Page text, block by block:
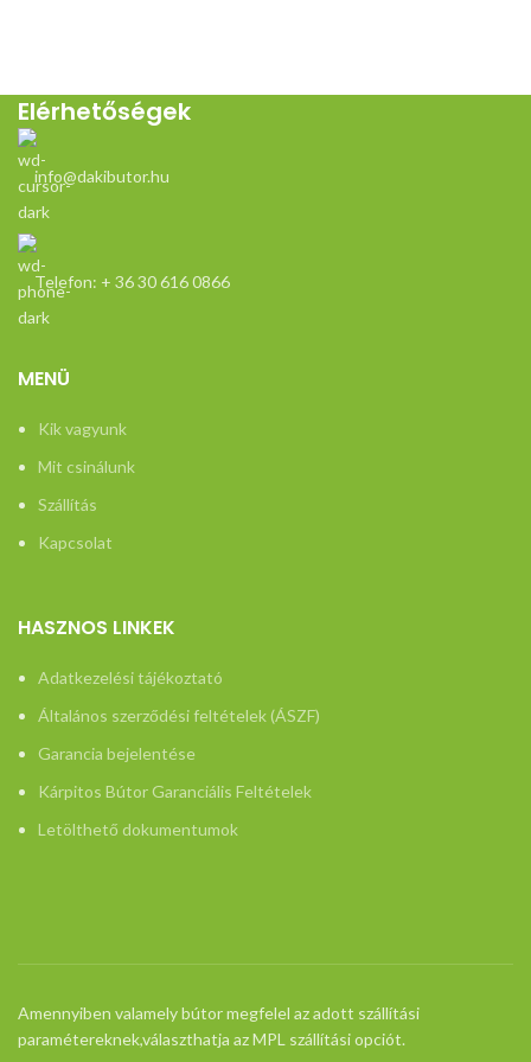
Elérhetőségek
info@dakibutor.hu
Telefon: + 36 30 616 0866
MENÜ
Kik vagyunk
Mit csinálunk
Szállítás
Kapcsolat
HASZNOS LINKEK
Adatkezelési tájékoztató
Általános szerződési feltételek (ÁSZF)
Garancia bejelentése
Kárpitos Bútor Garanciális Feltételek
Letölthető dokumentumok
Amennyiben valamely bútor megfelel az adott szállítási
paramétereknek,választhatja az MPL szállítási opciót.